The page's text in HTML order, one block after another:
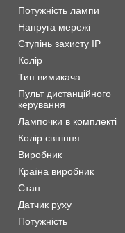
Потужність лампи
Напруга мережі
Ступінь захисту IP
Колір
Тип вимикача
Пульт дистанційного
керування
Лампочки в комплекті
Колір світіння
Виробник
Країна виробник
Стан
Датчик руху
Потужність